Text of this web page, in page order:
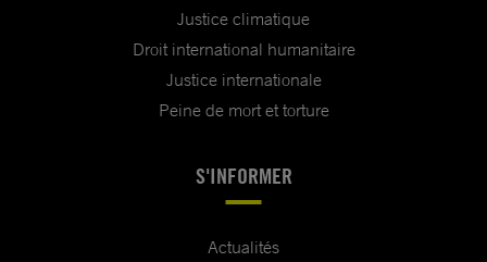
Justice climatique
Droit international humanitaire
Justice internationale
Peine de mort et torture
S'INFORMER
Actualités